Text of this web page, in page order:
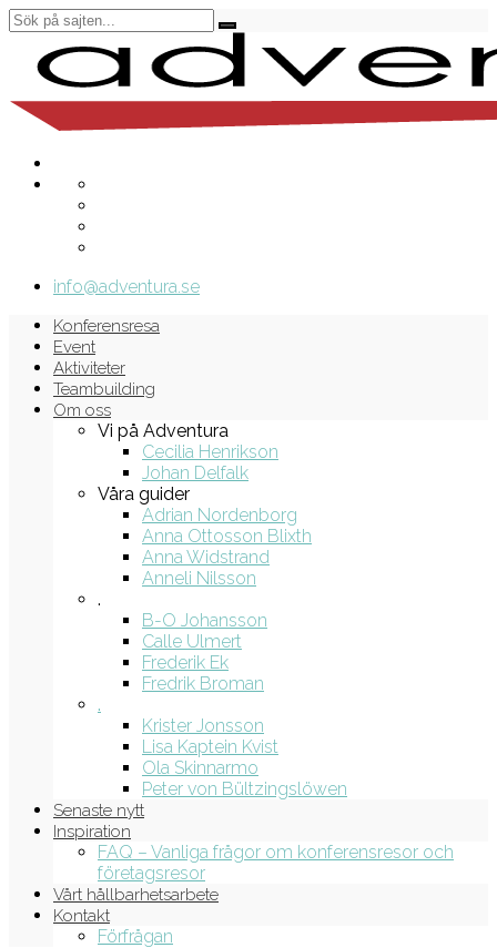
info@adventura.se
Konferensresa
Event
Aktiviteter
Teambuilding
Om oss
Vi på Adventura
Cecilia Henrikson
Johan Delfalk
Våra guider
Adrian Nordenborg
Anna Ottosson Blixth
Anna Widstrand
Anneli Nilsson
.
B-O Johansson
Calle Ulmert
Frederik Ek
Fredrik Broman
.
Krister Jonsson
Lisa Kaptein Kvist
Ola Skinnarmo
Peter von Bültzingslöwen
Senaste nytt
Inspiration
FAQ – Vanliga frågor om konferensresor och
företagsresor
Vårt hållbarhetsarbete
Kontakt
Förfrågan